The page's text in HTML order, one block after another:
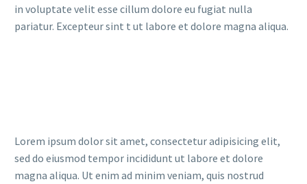
in voluptate velit esse cillum dolore eu fugiat nulla
pariatur. Excepteur sint t ut labore et dolore magna aliqua.
Lorem ipsum dolor sit amet, consectetur adipisicing elit,
sed do eiusmod tempor incididunt ut labore et dolore
magna aliqua. Ut enim ad minim veniam, quis nostrud